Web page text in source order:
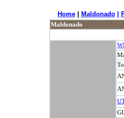
Home| Maldonado
Maldonado